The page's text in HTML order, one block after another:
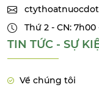
Thứ 2 - CN: 7h00
TIN TỨC - SỰ
Về chúng tôi